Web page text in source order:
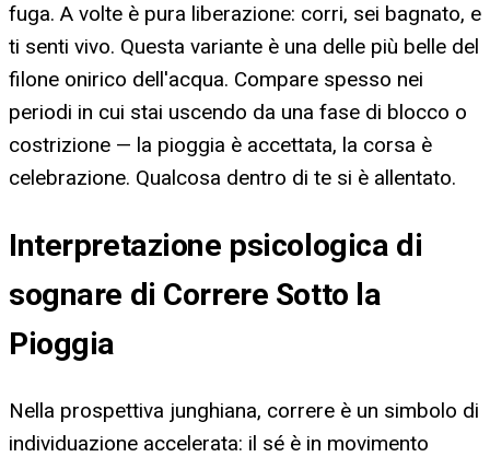
fuga. A volte è pura liberazione: corri, sei bagnato, e
ti senti vivo. Questa variante è una delle più belle del
filone onirico dell'acqua. Compare spesso nei
periodi in cui stai uscendo da una fase di blocco o
costrizione — la pioggia è accettata, la corsa è
celebrazione. Qualcosa dentro di te si è allentato.
Interpretazione psicologica di
sognare di Correre Sotto la
Pioggia
Nella prospettiva junghiana, correre è un simbolo di
individuazione accelerata: il sé è in movimento